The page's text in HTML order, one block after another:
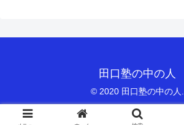
田口塾の中の人
© 2020 田口塾の中の人.